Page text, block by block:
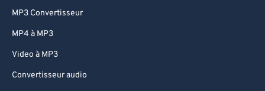
MP3 Convertisseur
MP4 à MP3
Video à MP3
Convertisseur audio